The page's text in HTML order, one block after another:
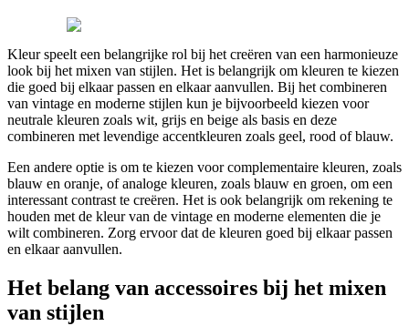
Kleur speelt een belangrijke rol bij het creëren van een harmonieuze
look bij het mixen van stijlen. Het is belangrijk om kleuren te kiezen
die goed bij elkaar passen en elkaar aanvullen. Bij het combineren
van vintage en moderne stijlen kun je bijvoorbeeld kiezen voor
neutrale kleuren zoals wit, grijs en beige als basis en deze
combineren met levendige accentkleuren zoals geel, rood of blauw.
Een andere optie is om te kiezen voor complementaire kleuren, zoals
blauw en oranje, of analoge kleuren, zoals blauw en groen, om een
interessant contrast te creëren. Het is ook belangrijk om rekening te
houden met de kleur van de vintage en moderne elementen die je
wilt combineren. Zorg ervoor dat de kleuren goed bij elkaar passen
en elkaar aanvullen.
Het belang van accessoires bij het mixen
van stijlen